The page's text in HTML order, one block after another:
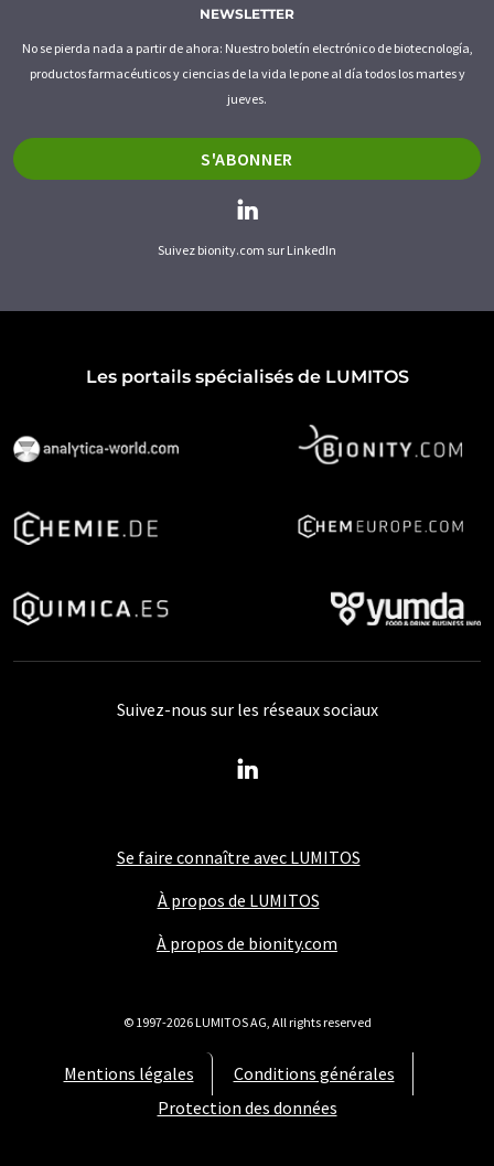
NEWSLETTER
No se pierda nada a partir de ahora: Nuestro boletín electrónico de biotecnología,
productos farmacéuticos y ciencias de la vida le pone al día todos los martes y
jueves.
S'ABONNER
Suivez bionity.com sur LinkedIn
Les portails spécialisés de LUMITOS
Se faire connaître avec LUMITOS
À propos de LUMITOS
À propos de bionity.com
Mentions légales
Conditions générales
Protection des données
Suivez-nous sur les réseaux sociaux
© 1997-2026 LUMITOS AG, All rights reserved